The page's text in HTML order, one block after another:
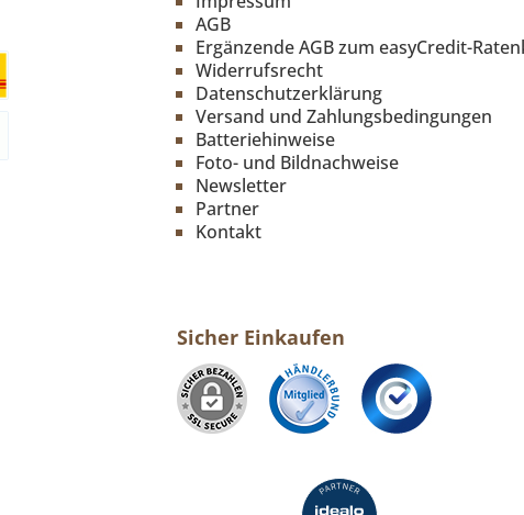
AGB
Ergänzende AGB zum easyCredit-
Widerrufsrecht
Datenschutzerklärung
Versand und Zahlungsbedingungen
Batteriehinweise
Foto- und Bildnachweise
Newsletter
Partner
Kontakt
Sicher Einkaufen